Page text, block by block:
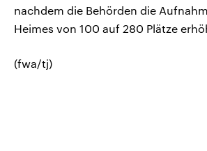
nachdem die Behörden die
Heimes von 100 auf 280 Plätze
(fwa/tj)